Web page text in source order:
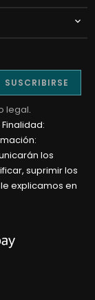

SUSCRIBIRSE
legal.
Finalidad:
los
suprimir los
explicamos en